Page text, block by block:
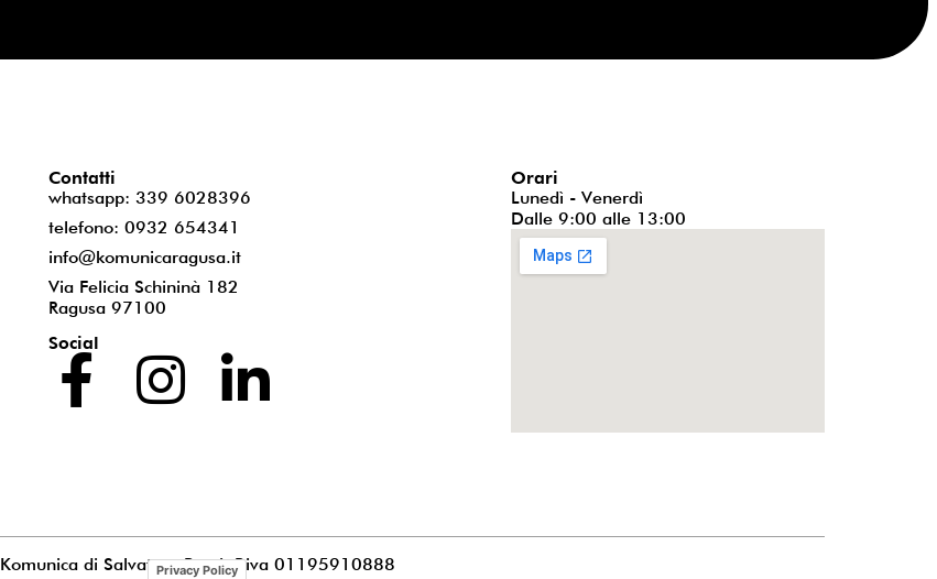
Contatti
whatsapp: 339 6028396
telefono: 0932 654341
info@komunicaragusa.it
Via Felicia Schininà 182
Ragusa 97100
Social
Orari
Lunedì - Venerdì
Dalle 9:00 alle 13:00
Komunica di Salvatore PucciaP.iva 01195910888
Privacy Policy